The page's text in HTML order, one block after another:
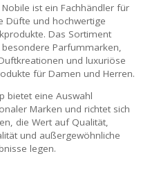
Nobile ist ein Fachhändler für
Düfte und hochwertige
Das Sortiment
Parfummarken,
und luxuriöse
für Damen und Herren.
bietet eine Auswahl
Marken und richtet sich
die Wert auf Qualität,
und außergewöhnliche
legen.